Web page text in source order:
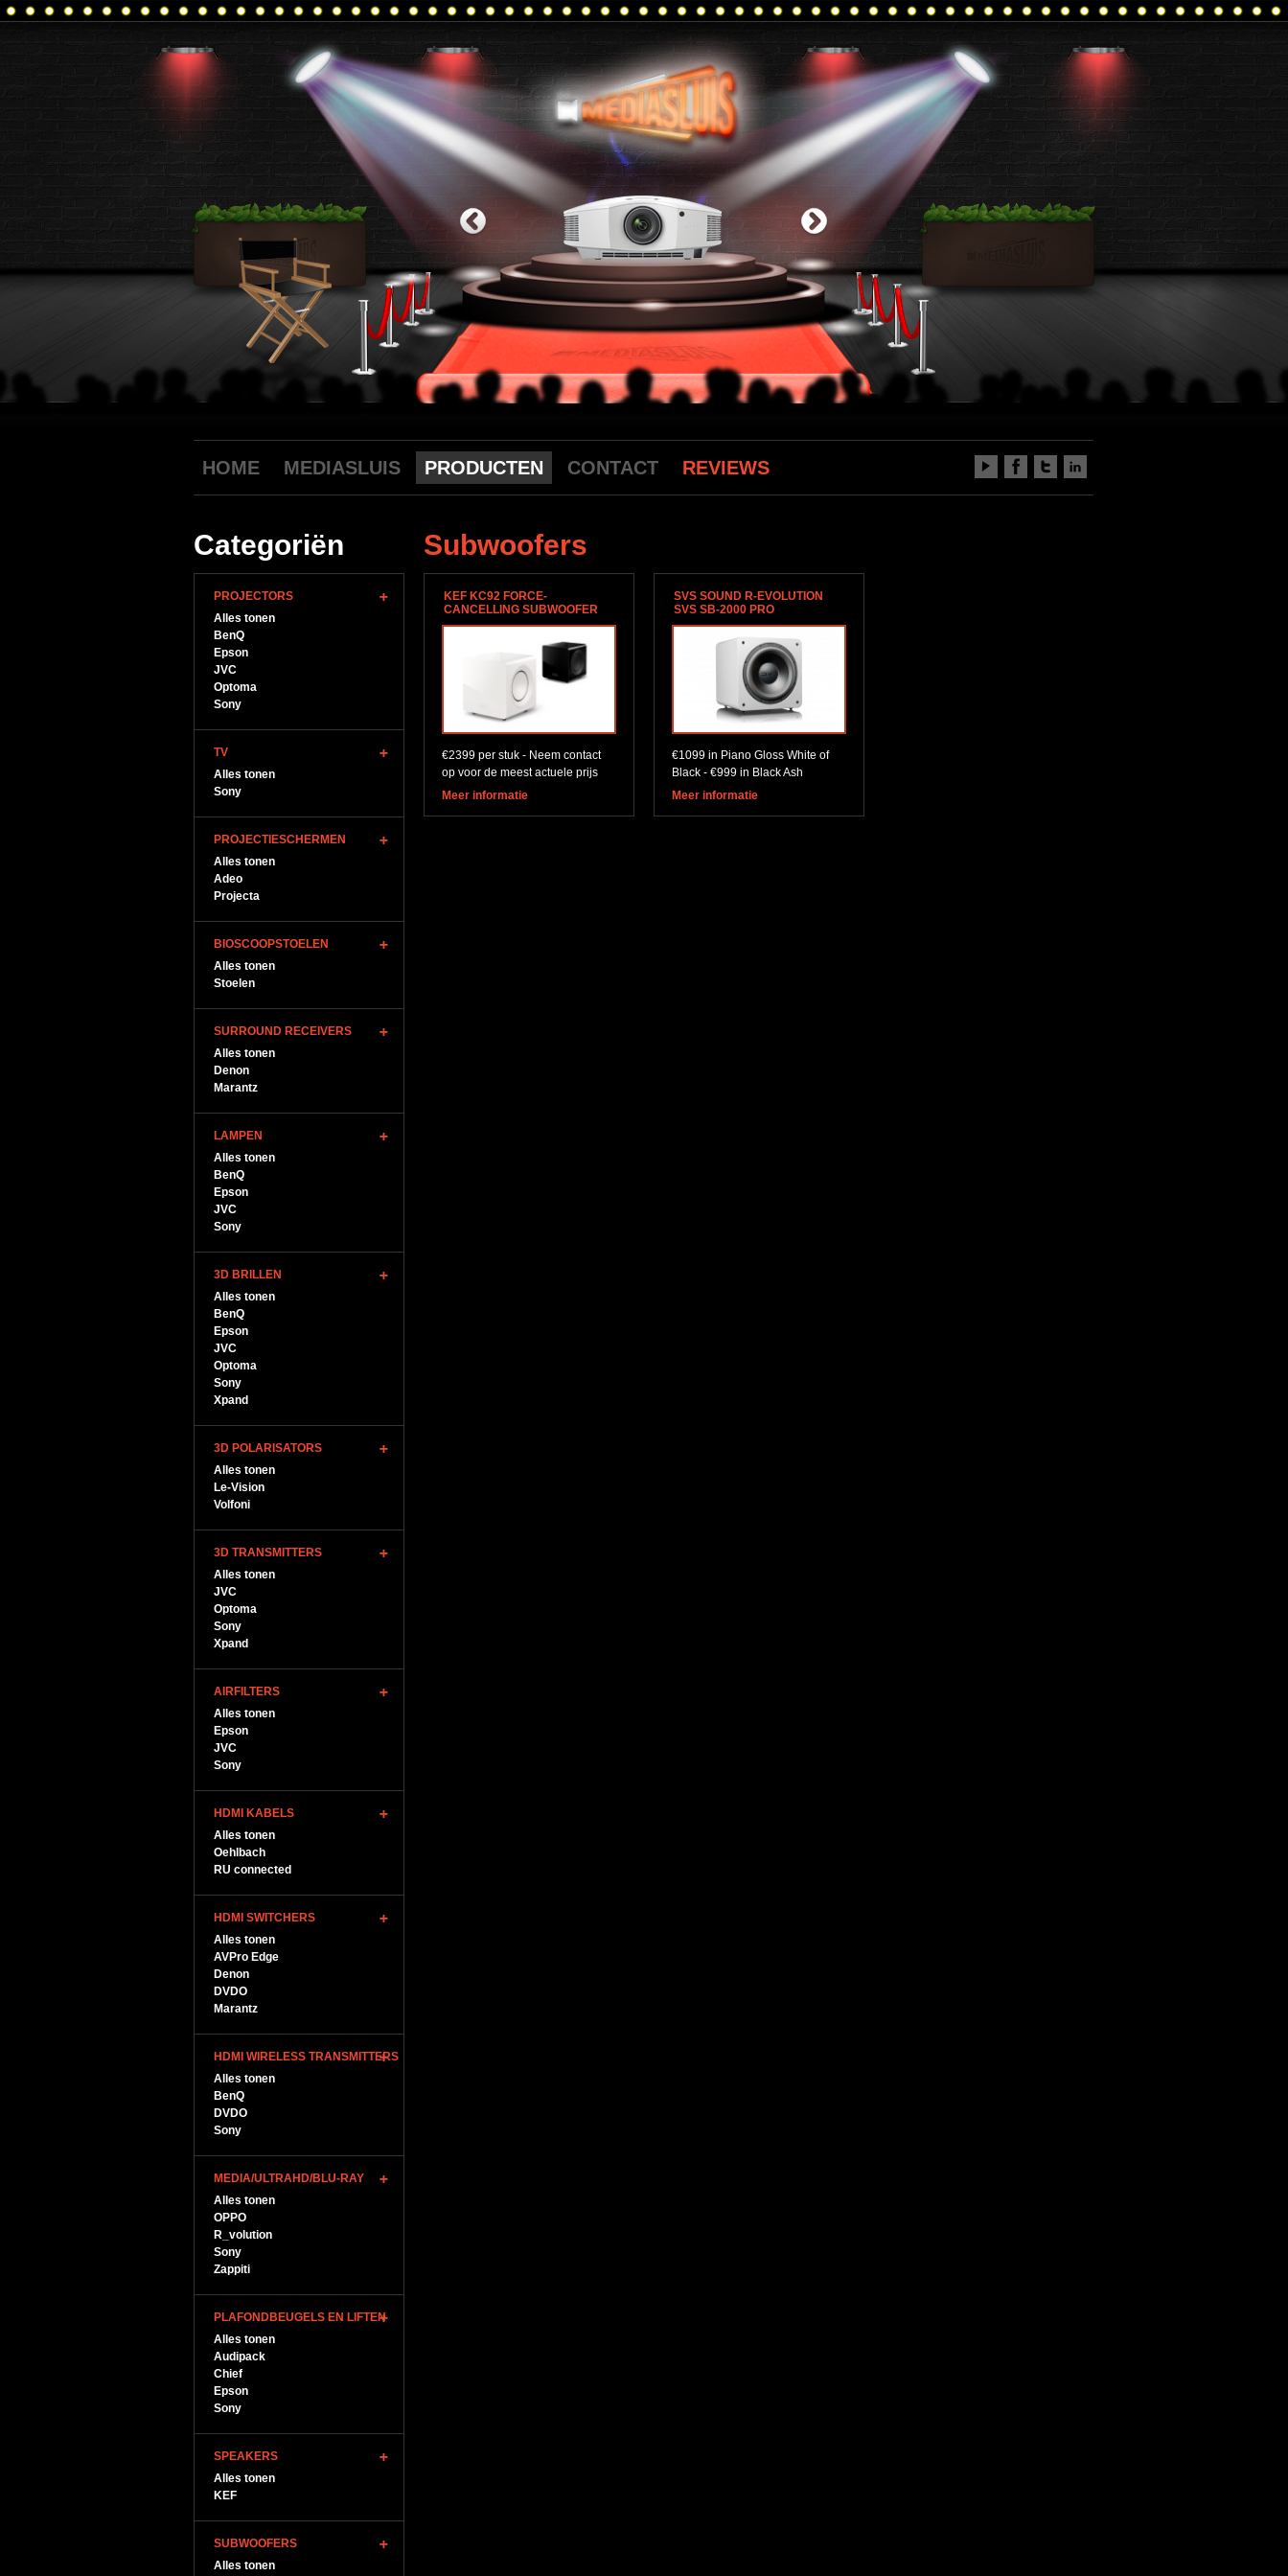
HOME MEDIASLUIS PRODUCTEN CONTACT REVIEWS
Categoriën
PROJECTORS
Alles tonen
BenQ
Epson
JVC
Optoma
Sony
TV
Alles tonen
Sony
PROJECTIESCHERMEN
Alles tonen
Adeo
Projecta
BIOSCOOPSTOELEN
Alles tonen
Stoelen
SURROUND RECEIVERS
Alles tonen
Denon
Marantz
LAMPEN
Alles tonen
BenQ
Epson
JVC
Sony
3D BRILLEN
Alles tonen
BenQ
Epson
JVC
Optoma
Sony
Xpand
3D POLARISATORS
Alles tonen
Le-Vision
Volfoni
3D TRANSMITTERS
Alles tonen
JVC
Optoma
Sony
Xpand
AIRFILTERS
Alles tonen
Epson
JVC
Sony
HDMI KABELS
Alles tonen
Oehlbach
RU connected
HDMI SWITCHERS
Alles tonen
AVPro Edge
Denon
DVDO
Marantz
HDMI WIRELESS TRANSMITTERS
Alles tonen
BenQ
DVDO
Sony
MEDIA/ULTRAHD/BLU-RAY
Alles tonen
OPPO
R_volution
Sony
Zappiti
PLAFONDBEUGELS EN LIFTEN
Alles tonen
Audipack
Chief
Epson
Sony
SPEAKERS
Alles tonen
KEF
SUBWOOFERS
Alles tonen
Subwoofers
KEF KC92 FORCE-
CANCELLING SUBWOOFER
MET DUBBELE 9-INCH DRIVER
€2399 per stuk - Neem contact
op voor de meest actuele prijs
Meer informatie
SVS SOUND R-EVOLUTION
SVS SB-2000 PRO
€1099 in Piano Gloss White of
Black - €999 in Black Ash
Meer informatie